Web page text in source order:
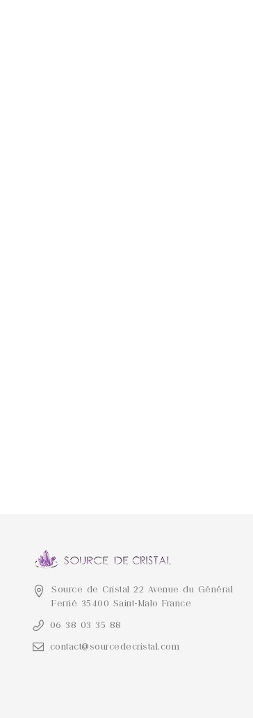
Source de Cristal 22 Avenue du Général
Ferrié 35400 Saint-Malo France
06 38 03 35 88
contact@sourcedecristal.com